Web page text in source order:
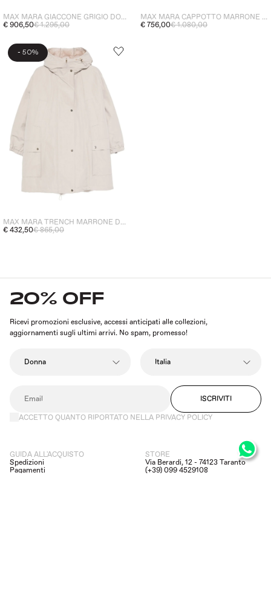
MAX MARA GIACCONE GRIGIO DONNA
€ 906,50€ 1.295,00
MAX MARA CAPPOTTO MARRONE DONNA
€ 756,00€ 1.080,00
- 50%
MAX MARA TRENCH MARRONE DONNA
€ 432,50€ 865,00
20% OFF
Ricevi promozioni esclusive, accessi anticipati alle collezioni,
aggiornamenti sugli ultimi arrivi. No spam, promesso!
ISCRIVITI
ACCETTO QUANTO RIPORTATO NELLA PRIVACY POLICY
GUIDA ALL'ACQUISTO
Spedizioni
Pagamenti
STORE
Via Berardi, 12 - 74123 Taranto
(+39) 099 4529108